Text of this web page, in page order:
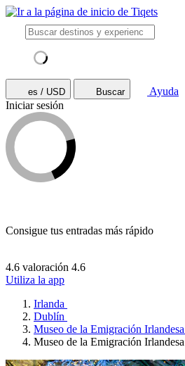
es / USD Buscar
Ayuda
Iniciar sesión
Consigue tus entradas más rápido
4.6 valoración 4.6
Utiliza la app
Irlanda
Dublín
Museo de la Emigración
Museo de la Emigración